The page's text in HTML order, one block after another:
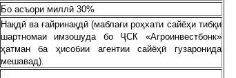
Бо асъори миллӣ 30%
Нақдӣ ва ғайринақдӣ (маблағи роҳхати сайёҳи тибқи
шартномаи имзошуда бо ҶСК «Агроинвестбонк»
ҳатман ба ҳисобии агентии сайёҳӣ гузаронида
мешавад).